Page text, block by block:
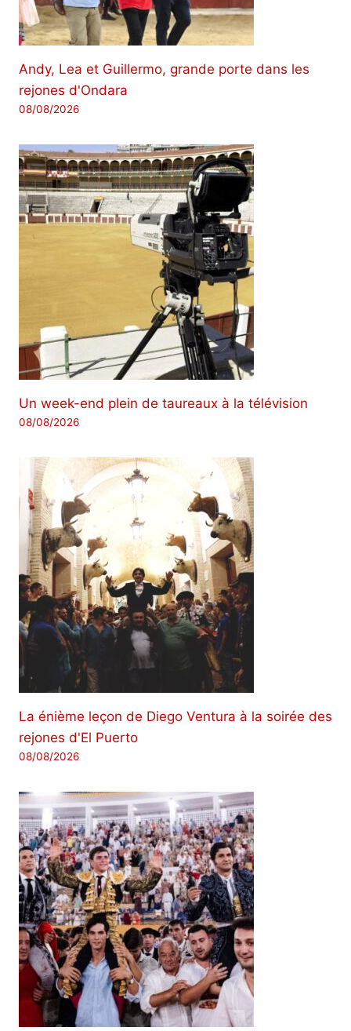
Andy, Lea et Guillermo, grande porte dans les
rejones d'Ondara
08/08/2026
Un week-end plein de taureaux à la télévision
08/08/2026
La énième leçon de Diego Ventura à la soirée des
rejones d'El Puerto
08/08/2026